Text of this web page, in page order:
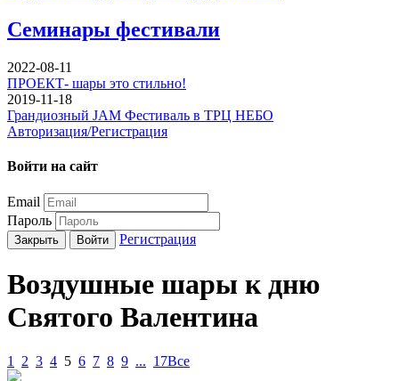
Семинары фестивали
2022-08-11
ПРОЕКТ- шары это стильно!
2019-11-18
Грандиозный JAM Фестиваль в ТРЦ НЕБО
Авторизация/Регистрация
Войти на сайт
Email
Пароль
Закрыть Войти Регистрация
Воздушные шары к дню
Святого Валентина
1 2 3 4 5 6 7 8 9 ... 17Все